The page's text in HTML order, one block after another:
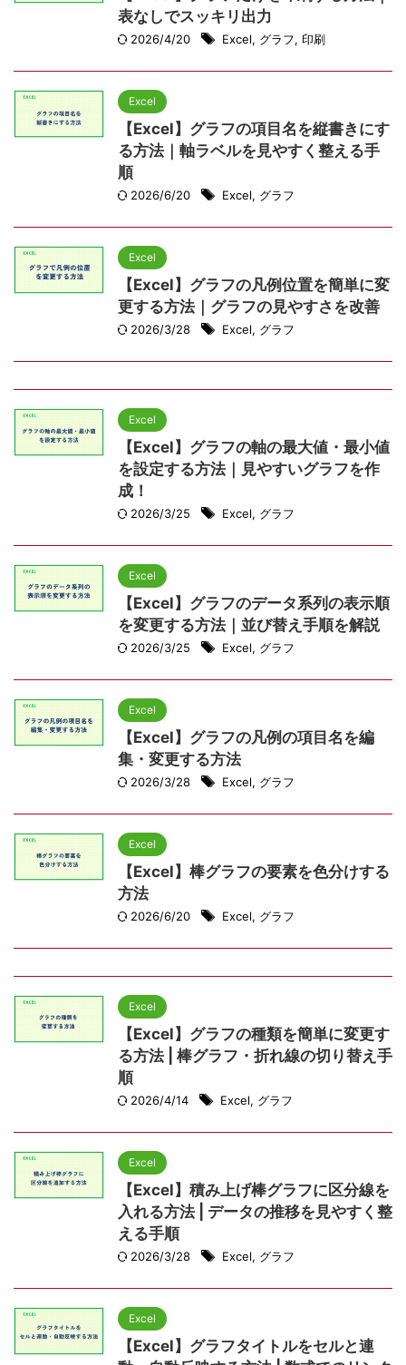
表なしでスッキリ出力
2026/4/20 Excel, グラフ, 印刷
Excel
【Excel】グラフの項目名を縦書きにす
る方法｜軸ラベルを見やすく整える手
順
2026/6/20 Excel, グラフ
Excel
【Excel】グラフの凡例位置を簡単に変
更する方法｜グラフの見やすさを改善
2026/3/28 Excel, グラフ
Excel
【Excel】グラフの軸の最大値・最小値
を設定する方法｜見やすいグラフを作
成！
2026/3/25 Excel, グラフ
Excel
【Excel】グラフのデータ系列の表示順
を変更する方法｜並び替え手順を解説
2026/3/25 Excel, グラフ
Excel
【Excel】グラフの凡例の項目名を編
集・変更する方法
2026/3/28 Excel, グラフ
Excel
【Excel】棒グラフの要素を色分けする
方法
2026/6/20 Excel, グラフ
Excel
【Excel】グラフの種類を簡単に変更す
る方法 | 棒グラフ・折れ線の切り替え手
順
2026/4/14 Excel, グラフ
Excel
【Excel】積み上げ棒グラフに区分線を
入れる方法 | データの推移を見やすく整
える手順
2026/3/28 Excel, グラフ
Excel
【Excel】グラフタイトルをセルと連